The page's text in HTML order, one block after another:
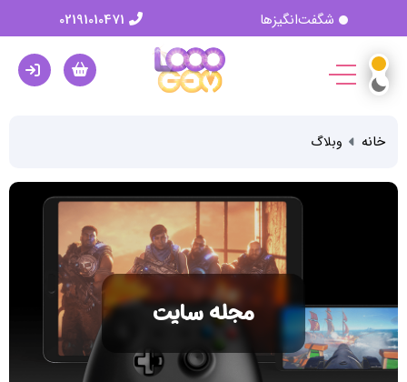
شگفت‌انگیزها
خانه وبلاگ
مجله سایت